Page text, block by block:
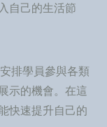
自己的生活節
排學員參與各類
示的機會。在這
快速提升自己的